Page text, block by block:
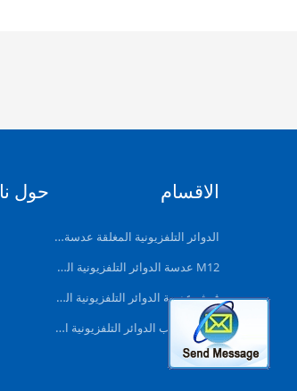
الاقسام
الدوائر التلفزيونية المغلقة عدسة الكاميرا
M12 عدسة الدوائر التلفزيونية المغلقة
فيش عدسة الدوائر التلفزيونية المغلقة
عدسة الثقب الدوائر التلفزيونية المغلقة
حول نا